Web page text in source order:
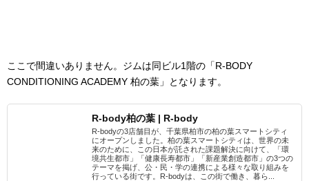
ここで間違いありません。ジムは同ビル1階の「R-BODY
CONDITIONING ACADEMY 柏の葉」となります。
R-body柏の葉 | R-body
R-bodyの3店舗目が、千葉県柏市の柏の葉スマートシティ
にオープンしました。柏の葉スマートシティは、世界の未
来のために、この日本が託された課題解決に向けて、「環
境共生都市」「健康長寿都市」「新産業創造都市」の3つの
テーマを掲げ、公・民・学の連携による様々な取り組みを
行っている街です。R-bodyは、この街で働き、暮ら...